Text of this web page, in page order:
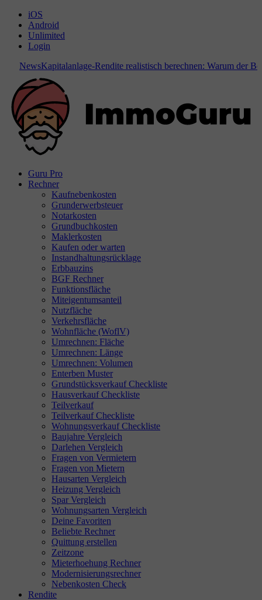
iOS
Android
Unlimited
Login
NewsKapitalanlage-Rendite realistisch berechnen: Warum der
Guru Pro
Rechner
Kaufnebenkosten
Grunderwerbsteuer
Notarkosten
Grundbuchkosten
Maklerkosten
Kaufen oder warten
Instandhaltungsrücklage
Erbbauzins
BGF Rechner
Funktionsfläche
Miteigentumsanteil
Nutzfläche
Verkehrsfläche
Wohnfläche (WoflV)
Umrechnen: Fläche
Umrechnen: Länge
Umrechnen: Volumen
Enterben Muster
Grundstücksverkauf Checkliste
Hausverkauf Checkliste
Teilverkauf
Teilverkauf Checkliste
Wohnungsverkauf Checkliste
Baujahre Vergleich
Darlehen Vergleich
Fragen von Vermietern
Fragen von Mietern
Hausarten Vergleich
Heizung Vergleich
Spar Vergleich
Wohnungsarten Vergleich
Deine Favoriten
Beliebte Rechner
Quittung erstellen
Zeitzone
Mieterhoehung Rechner
Modernisierungsrechner
Nebenkosten Check
Rendite